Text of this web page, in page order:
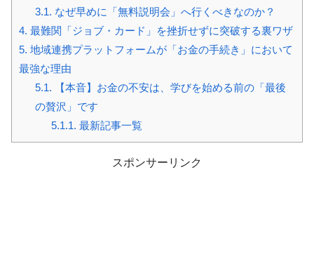
3.1. なぜ早めに「無料説明会」へ行くべきなのか？
4. 最難関「ジョブ・カード」を挫折せずに突破する裏ワザ
5. 地域連携プラットフォームが「お金の手続き」において
最強な理由
5.1. 【本音】お金の不安は、学びを始める前の「最後
の贅沢」です
5.1.1. 最新記事一覧
スポンサーリンク